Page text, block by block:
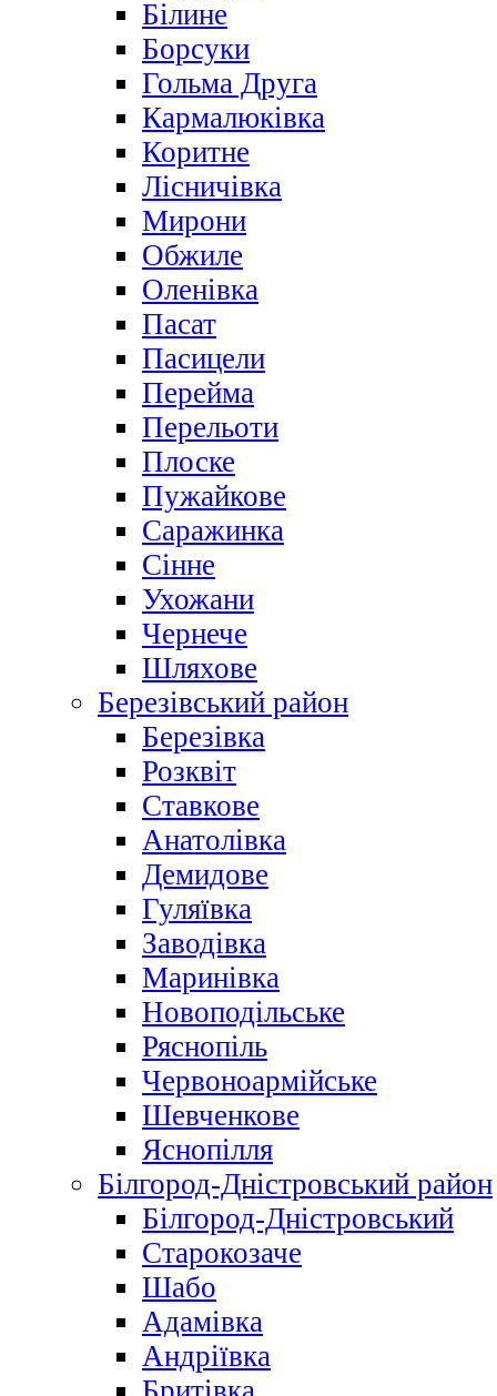
Білине
Борсуки
Гольма Друга
Кармалюківка
Коритне
Лісничівка
Мирони
Обжиле
Оленівка
Пасат
Пасицели
Перейма
Перельоти
Плоске
Пужайкове
Саражинка
Сінне
Ухожани
Чернече
Шляхове
Березівський район
Березівка
Розквіт
Ставкове
Анатолівка
Демидове
Гуляївка
Заводівка
Маринівка
Новоподільське
Ряснопіль
Червоноармійське
Шевченкове
Яснопілля
Білгород-Дністровський район
Білгород-Дністровський
Старокозаче
Шабо
Адамівка
Андріївка